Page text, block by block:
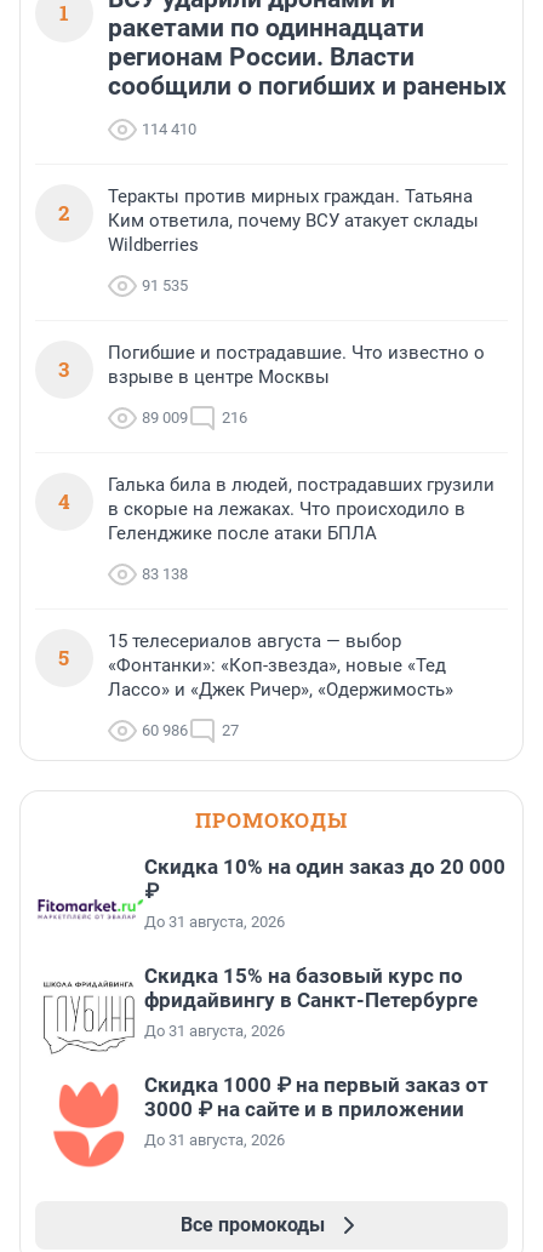
1
ракетами по одиннадцати
регионам России. Власти
сообщили о погибших и раненых
114 410
2
Теракты против мирных граждан. Татьяна
Ким ответила, почему ВСУ атакует склады
Wildberries
91 535
3
Погибшие и пострадавшие. Что известно о
взрыве в центре Москвы
89 009 216
4
Галька била в людей, пострадавших грузили
в скорые на лежаках. Что происходило в
Геленджике после атаки БПЛА
83 138
5
15 телесериалов августа — выбор
«Фонтанки»: «Коп-звезда», новые «Тед
Лассо» и «Джек Ричер», «Одержимость»
60 986 27
ПРОМОКОДЫ
Скидка 10% на один заказ до 20 000
₽
До 31 августа, 2026
Скидка 15% на базовый курс по
фридайвингу в Санкт-Петербурге
До 31 августа, 2026
Скидка 1000 ₽ на первый заказ от
3000 ₽ на сайте и в приложении
До 31 августа, 2026
Все промокоды